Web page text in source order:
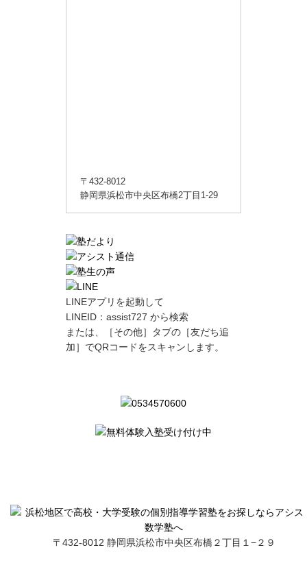
〒432-8012
静岡県浜松市中央区布橋2丁目1-29
LINEアプリを起動して
LINEID： assist727 から検索
または、［その他］タブの［友だち追
加］でQRコードをスキャンします。
〒432-8012 静岡県浜松市中央区布橋２丁目１−２９